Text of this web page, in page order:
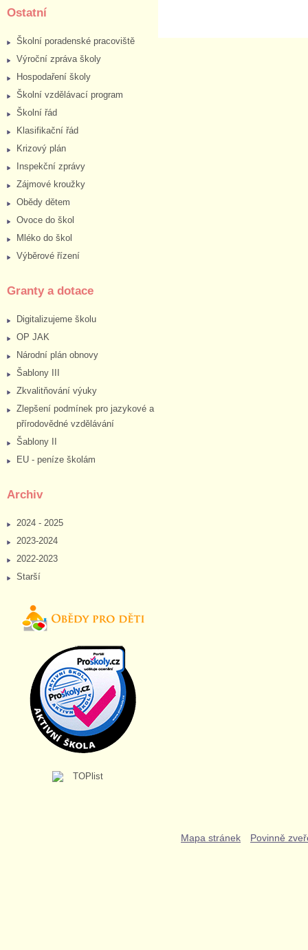
Ostatní
Školní poradenské pracoviště
Výroční zpráva školy
Hospodaření školy
Školní vzdělávací program
Školní řád
Klasifikační řád
Krizový plán
Inspekční zprávy
Zájmové kroužky
Obědy dětem
Ovoce do škol
Mléko do škol
Výběrové řízení
Granty a dotace
Digitalizujeme školu
OP JAK
Národní plán obnovy
Šablony III
Zkvalitňování výuky
Zlepšení podmínek pro jazykové a
přírodovědné vzdělávání
Šablony II
EU - peníze školám
Archiv
2024 - 2025
2023-2024
2022-2023
Starší
Mapa stránek Povinně